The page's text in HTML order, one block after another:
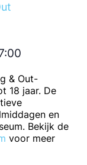
& Out-
18 jaar. De
en
Bekijk de
voor meer